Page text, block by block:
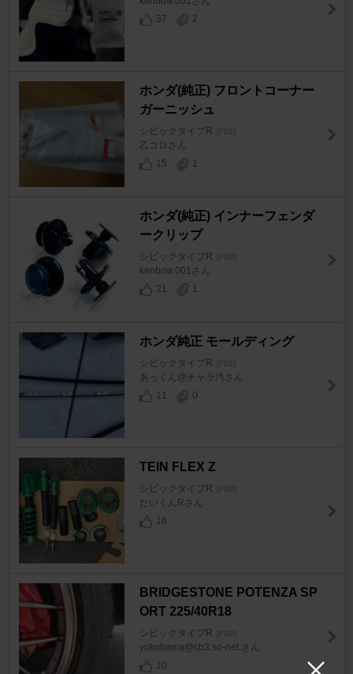
37
2
ホンダ(純正) フロントコーナー
ガーニッシュ
シビックタイプR [FD2]
乙コロさん
15
1
ホンダ(純正) インナーフェンダ
ークリップ
シビックタイプR [FD2]
kenbow.001さん
21
1
ホンダ純正 モールディング
シビックタイプR [FD2]
あっくん@チャラ汚さん
11
0
TEIN FLEX Z
シビックタイプR [FD2]
たいくんRさん
16
BRIDGESTONE POTENZA SP
ORT 225/40R18
シビックタイプR [FD2]
yokohama@cb3.so-net.さん
10